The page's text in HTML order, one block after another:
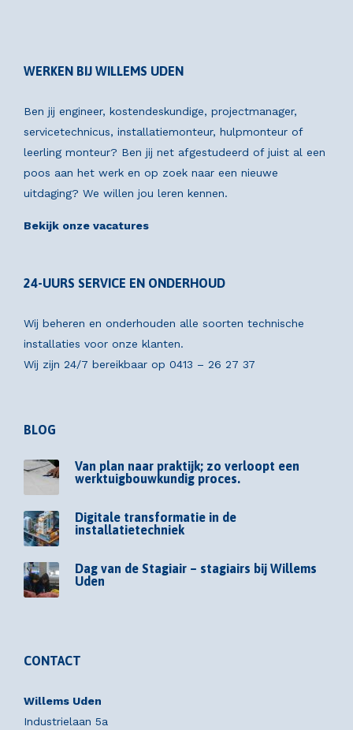
WERKEN BIJ WILLEMS UDEN
Ben jij engineer, kostendeskundige, projectmanager,
servicetechnicus, installatiemonteur, hulpmonteur of
leerling monteur? Ben jij net afgestudeerd of juist al een
poos aan het werk en op zoek naar een nieuwe
uitdaging? We willen jou leren kennen.
Bekijk onze vacatures
24-UURS SERVICE EN ONDERHOUD
Wij beheren en onderhouden alle soorten technische
installaties voor onze klanten.
Wij zijn 24/7 bereikbaar op 0413 – 26 27 37
BLOG
Van plan naar praktijk; zo verloopt een
werktuigbouwkundig proces.
Digitale transformatie in de
installatietechniek
Dag van de Stagiair – stagiairs bij Willems
Uden
CONTACT
Willems Uden
Industrielaan 5a